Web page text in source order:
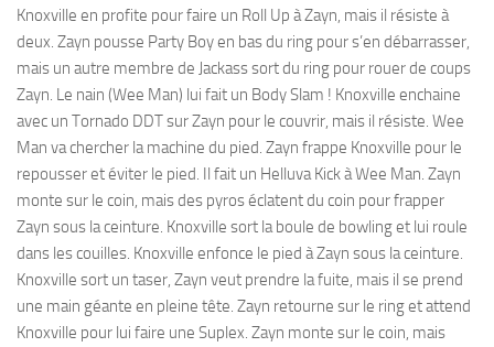
Knoxville en profite pour faire un Roll Up à Zayn, mais il résiste à
deux. Zayn pousse Party Boy en bas du ring pour s’en débarrasser,
mais un autre membre de Jackass sort du ring pour rouer de coups
Zayn. Le nain (Wee Man) lui fait un Body Slam ! Knoxville enchaine
avec un Tornado DDT sur Zayn pour le couvrir, mais il résiste. Wee
Man va chercher la machine du pied. Zayn frappe Knoxville pour le
repousser et éviter le pied. Il fait un Helluva Kick à Wee Man. Zayn
monte sur le coin, mais des pyros éclatent du coin pour frapper
Zayn sous la ceinture. Knoxville sort la boule de bowling et lui roule
dans les couilles. Knoxville enfonce le pied à Zayn sous la ceinture.
Knoxville sort un taser, Zayn veut prendre la fuite, mais il se prend
une main géante en pleine tête. Zayn retourne sur le ring et attend
Knoxville pour lui faire une Suplex. Zayn monte sur le coin, mais